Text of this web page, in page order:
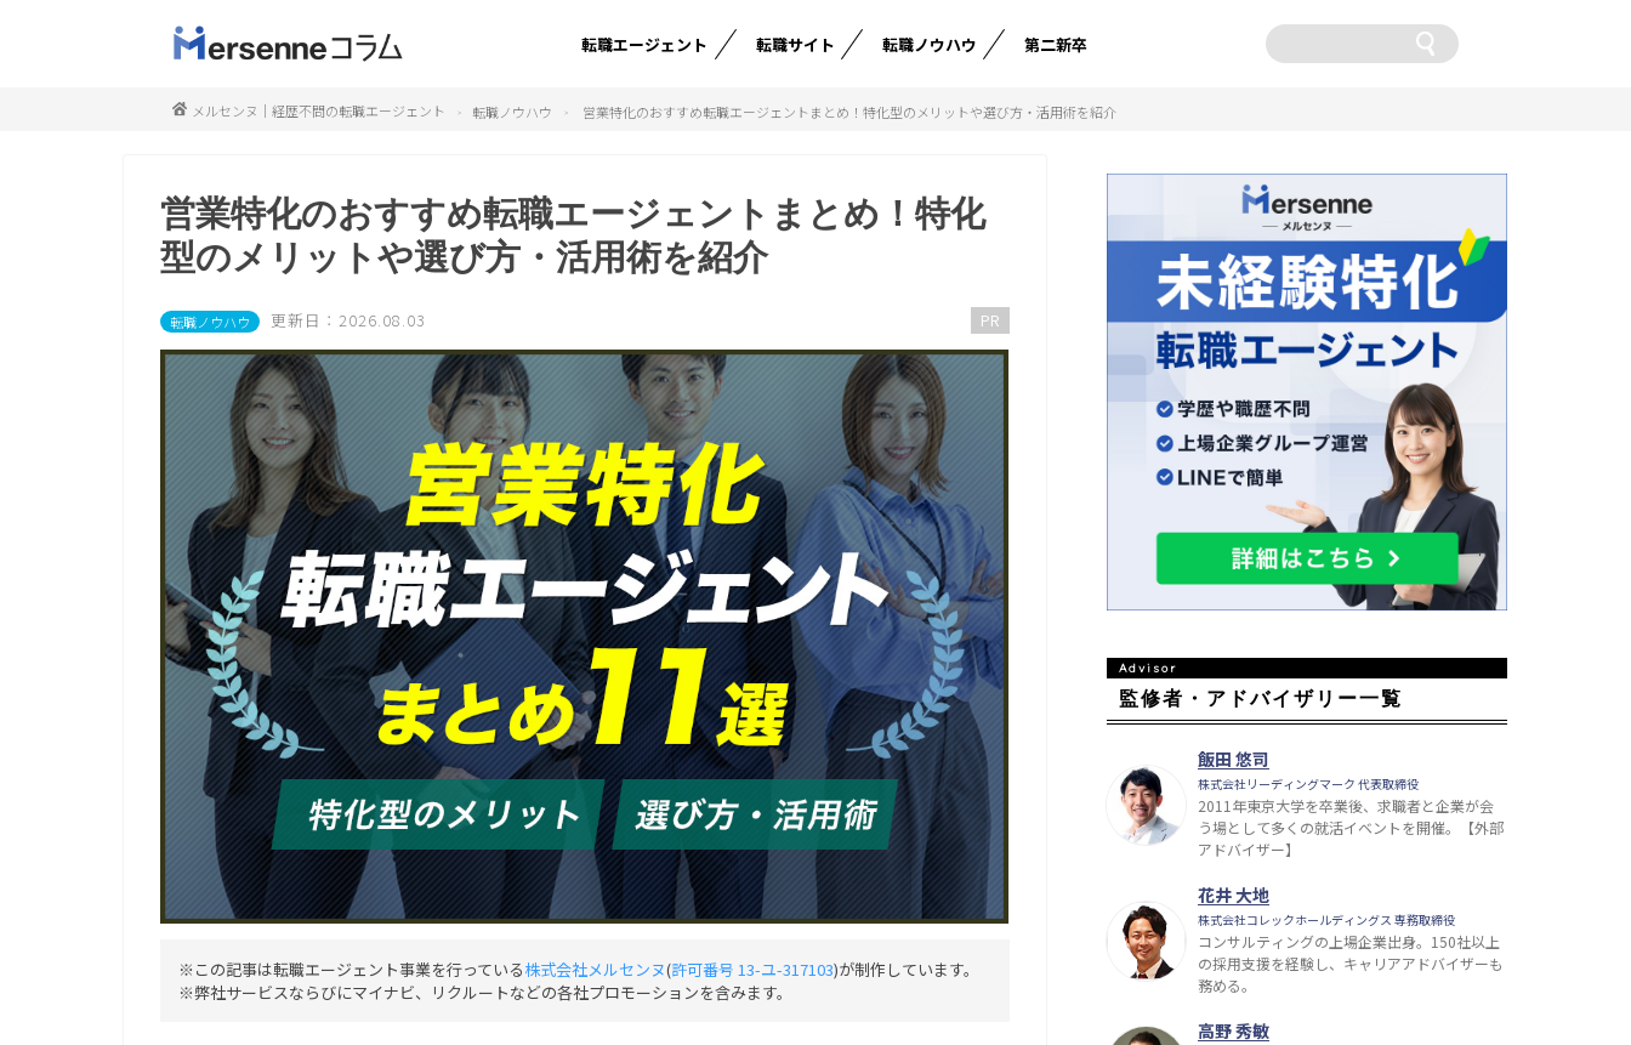
転職エージェント 転職サイト 転職ノウハウ 第二新卒
メルセンヌ｜経歴不問の転職エージェント 転職ノウハウ 営業特化のおすすめ転職エージェントまとめ！特化型のメリットや選び方・活用術を紹介
営業特化のおすすめ転職エージェントまとめ！特化
型のメリットや選び方・活用術を紹介
転職ノウハウ 更新日：2026.08.03 PR
※この記事は転職エージェント事業を行っている株式会社メルセンヌ(許可番号 13-ユ-317103)が制作しています。
※弊社サービスならびにマイナビ、リクルートなどの各社プロモーションを含みます。
監修者・アドバイザリー一覧
飯田 悠司
株式会社リーディングマーク 代表取締役
2011年東京大学を卒業後、求職者と企業が会
う場として多くの就活イベントを開催。【外部
アドバイザー】
花井 大地
株式会社コレックホールディングス 専務取締役
コンサルティングの上場企業出身。150社以上
の採用支援を経験し、キャリアアドバイザーも
務める。
高野 秀敏